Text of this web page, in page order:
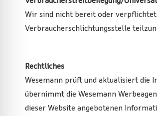
Wir sind nicht bereit oder
Verbraucherschlichtungsstelle
Rechtliches
Wesemann prüft und aktualisiert die
übernimmt die Wesemann
dieser Website angebotenen